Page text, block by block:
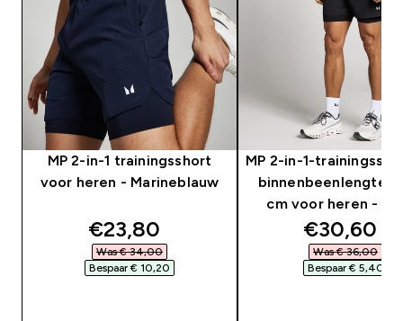
MP 2-in-1 trainingsshort
voor heren - Marineblauw
discounted price
€23,80‎
Was € 34,00‎
Bespaar € 10,20‎
MP 2-in-1-
binnenbeenlengte
cm voor heren -
€30,60‎
Was € 36,00‎
Bespaar € 5,40‎